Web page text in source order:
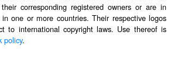
corresponding registered owners or are in
one or more countries. Their respective logos
to international copyright laws. Use thereof is
policy.